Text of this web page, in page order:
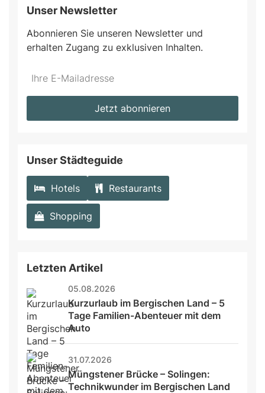
Unser Newsletter
Abonnieren Sie unseren Newsletter und
erhalten Zugang zu exklusiven Inhalten.
Do
*Ihre
Jetzt abonnieren
Unser Städteguide
Hotels Restaurants
Shopping
Letzten Artikel
05.08.2026
Kurzurlaub im Bergischen Land – 5
Tage Familien-Abenteuer mit dem
Auto
31.07.2026
Müngstener Brücke – Solingen:
Technikwunder im Bergischen Land